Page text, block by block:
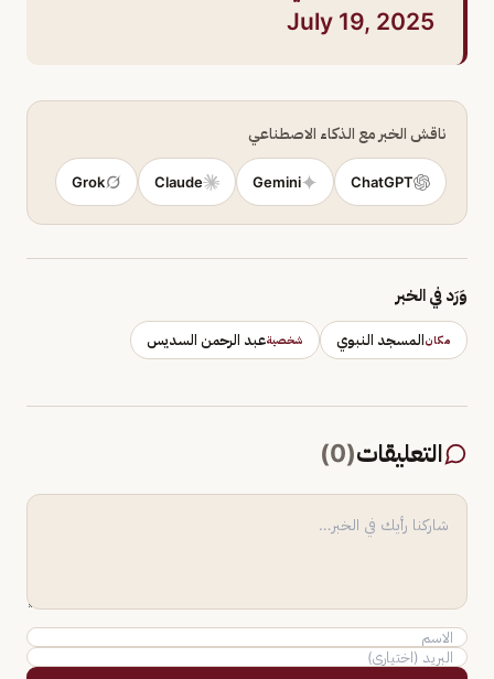
July 19, 2025
ناقش الخبر مع الذكاء الاصطناعي
ChatGPT
Gemini
Claude
Grok
وَرَد في الخبر
مكانالمسجد النبوي شخصيةعبد الرحمن السديس
التعليقات(
0
)